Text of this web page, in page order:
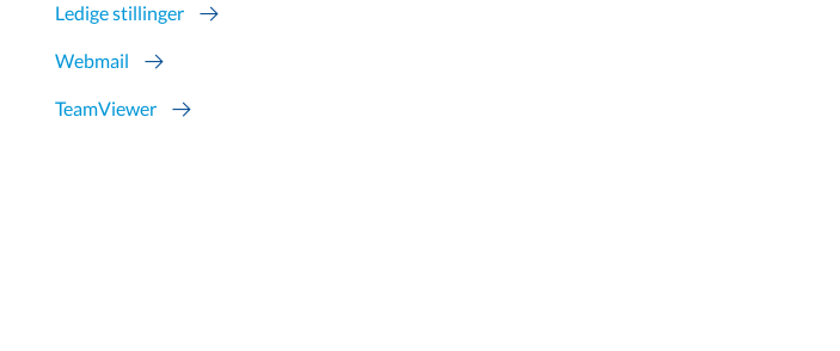
Ledige stillinger
Webmail
TeamViewer